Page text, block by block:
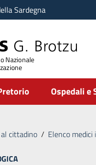
Sardegna
G. Brotzu
Nazionale
Ospedali
cittadino / Elenco